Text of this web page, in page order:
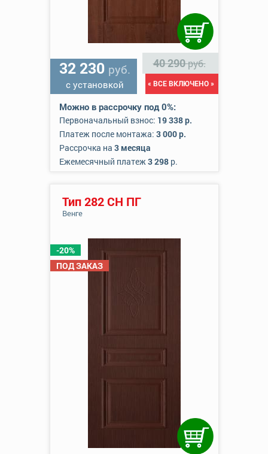
32 230 руб.
с установкой
40 290руб.
« ВСЕ ВКЛЮЧЕНО »
Можно в рассрочку под 0%:
Первоначальный взнос: 19 338 р.
Платеж после монтажа: 3 000 р.
Рассрочка на 3 месяца
Ежемесячный платеж3 298р.
-20%
ПОД ЗАКАЗ
Тип 282 СН ПГ
Венге